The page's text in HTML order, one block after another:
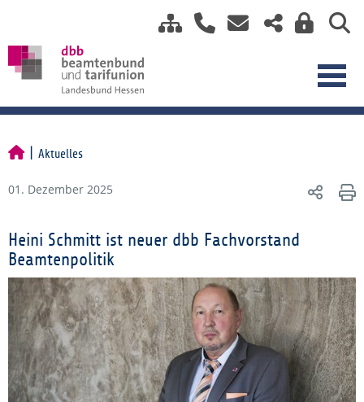
Aktuelles
01. Dezember 2025
Heini Schmitt ist neuer dbb Fachvorstand
Beamtenpolitik